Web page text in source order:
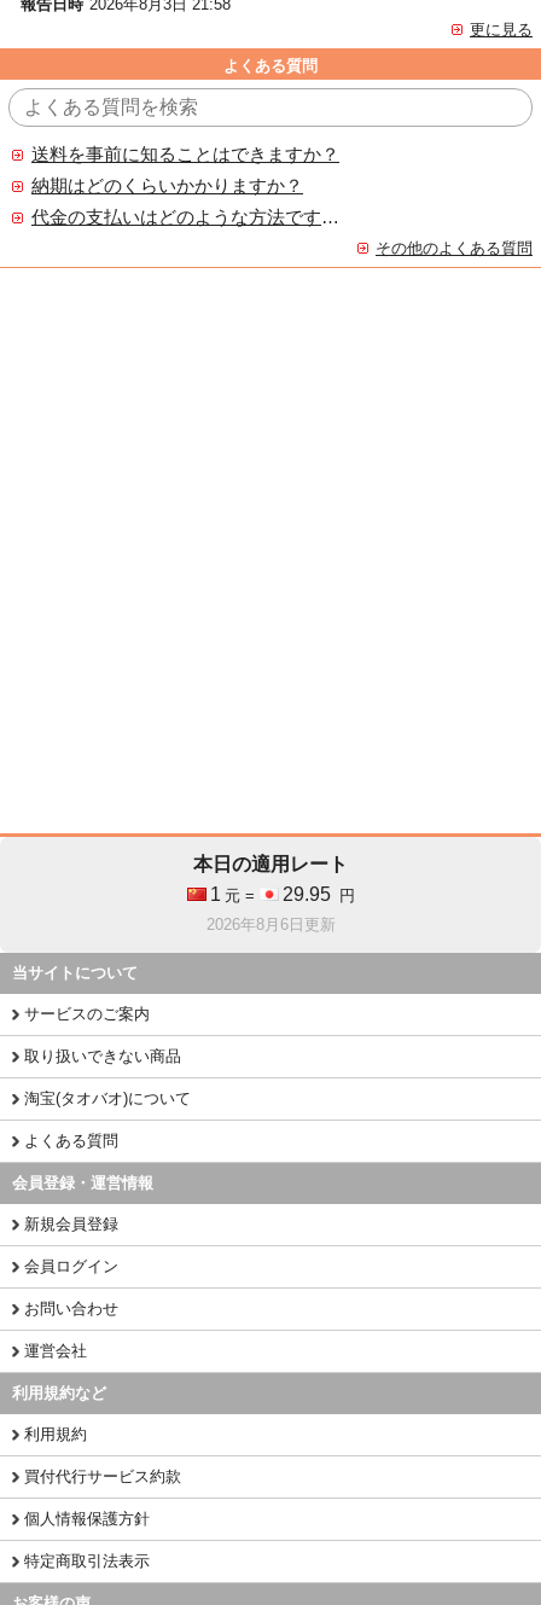
報告日時 2026年8月3日 21:58
更に見る
よくある質問
送料を事前に知ることはできますか？
納期はどのくらいかかりますか？
代金の支払いはどのような方法ですか？
その他のよくある質問
本日の適用レート
1 元 = 29.95
円
2026年8月6日更新
当サイトについて
サービスのご案内
取り扱いできない商品
淘宝(タオバオ)について
よくある質問
会員登録・運営情報
新規会員登録
会員ログイン
お問い合わせ
運営会社
利用規約など
利用規約
買付代行サービス約款
個人情報保護方針
特定商取引法表示